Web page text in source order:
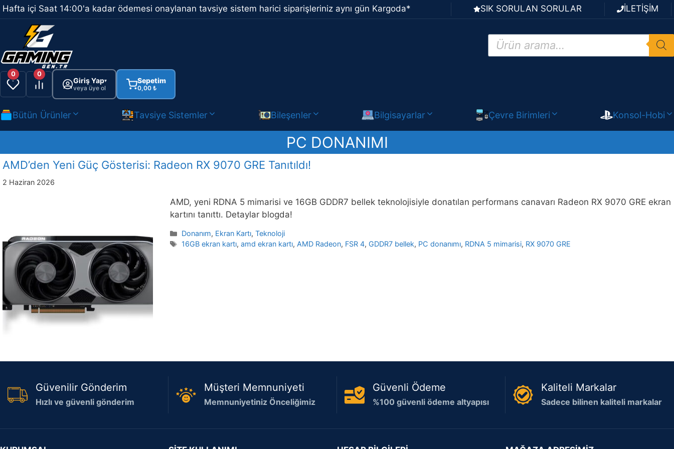
İçeriğe
atla
Hafta içi Saat 14:00'a kadar ödemesi onaylanan tavsiye sistem harici siparişleriniz aynı gün Kargoda* SIK SORULAN SORULAR İLETİŞİM
Products
search
0 0
Giriş Yap▾
veya üye ol
Sepetim
0,00 ₺
Bütün Ürünler Tavsiye Sistemler Bileşenler Bilgisayarlar Çevre Birimleri Konsol-Hobi
PC DONANIMI
AMD’den Yeni Güç Gösterisi: Radeon RX 9070 GRE Tanıtıldı!
2 Haziran 2026
AMD, yeni RDNA 5 mimarisi ve 16GB GDDR7 bellek teknolojisiyle donatılan performans canavarı Radeon RX 9070 GRE ekran
kartını tanıttı. Detaylar blogda!
Kategoriler
Donanım, Ekran Kartı,Teknoloji
Etiketler
16GB ekran kartı,amd ekran kartı, AMD Radeon, FSR 4, GDDR7 bellek, PC donanımı, RDNA 5 mimarisi, RX 9070 GRE
Güvenilir Gönderim
Hızlı ve güvenli gönderim
Müşteri Memnuniyeti
Memnuniyetiniz Önceliğimiz
Güvenli Ödeme
%100 güvenli ödeme altyapısı
Kaliteli Markalar
Sadece bilinen kaliteli markalar